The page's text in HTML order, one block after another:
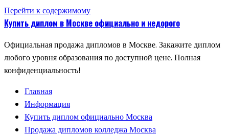
Перейти к содержимому
Купить диплом в Москве официально и недорого
Официальная продажа дипломов в Москве. Закажите диплом
любого уровня образования по доступной цене. Полная
конфиденциальность!
Главная
Информация
Купить диплом официально Москва
Продажа дипломов колледжа Москва